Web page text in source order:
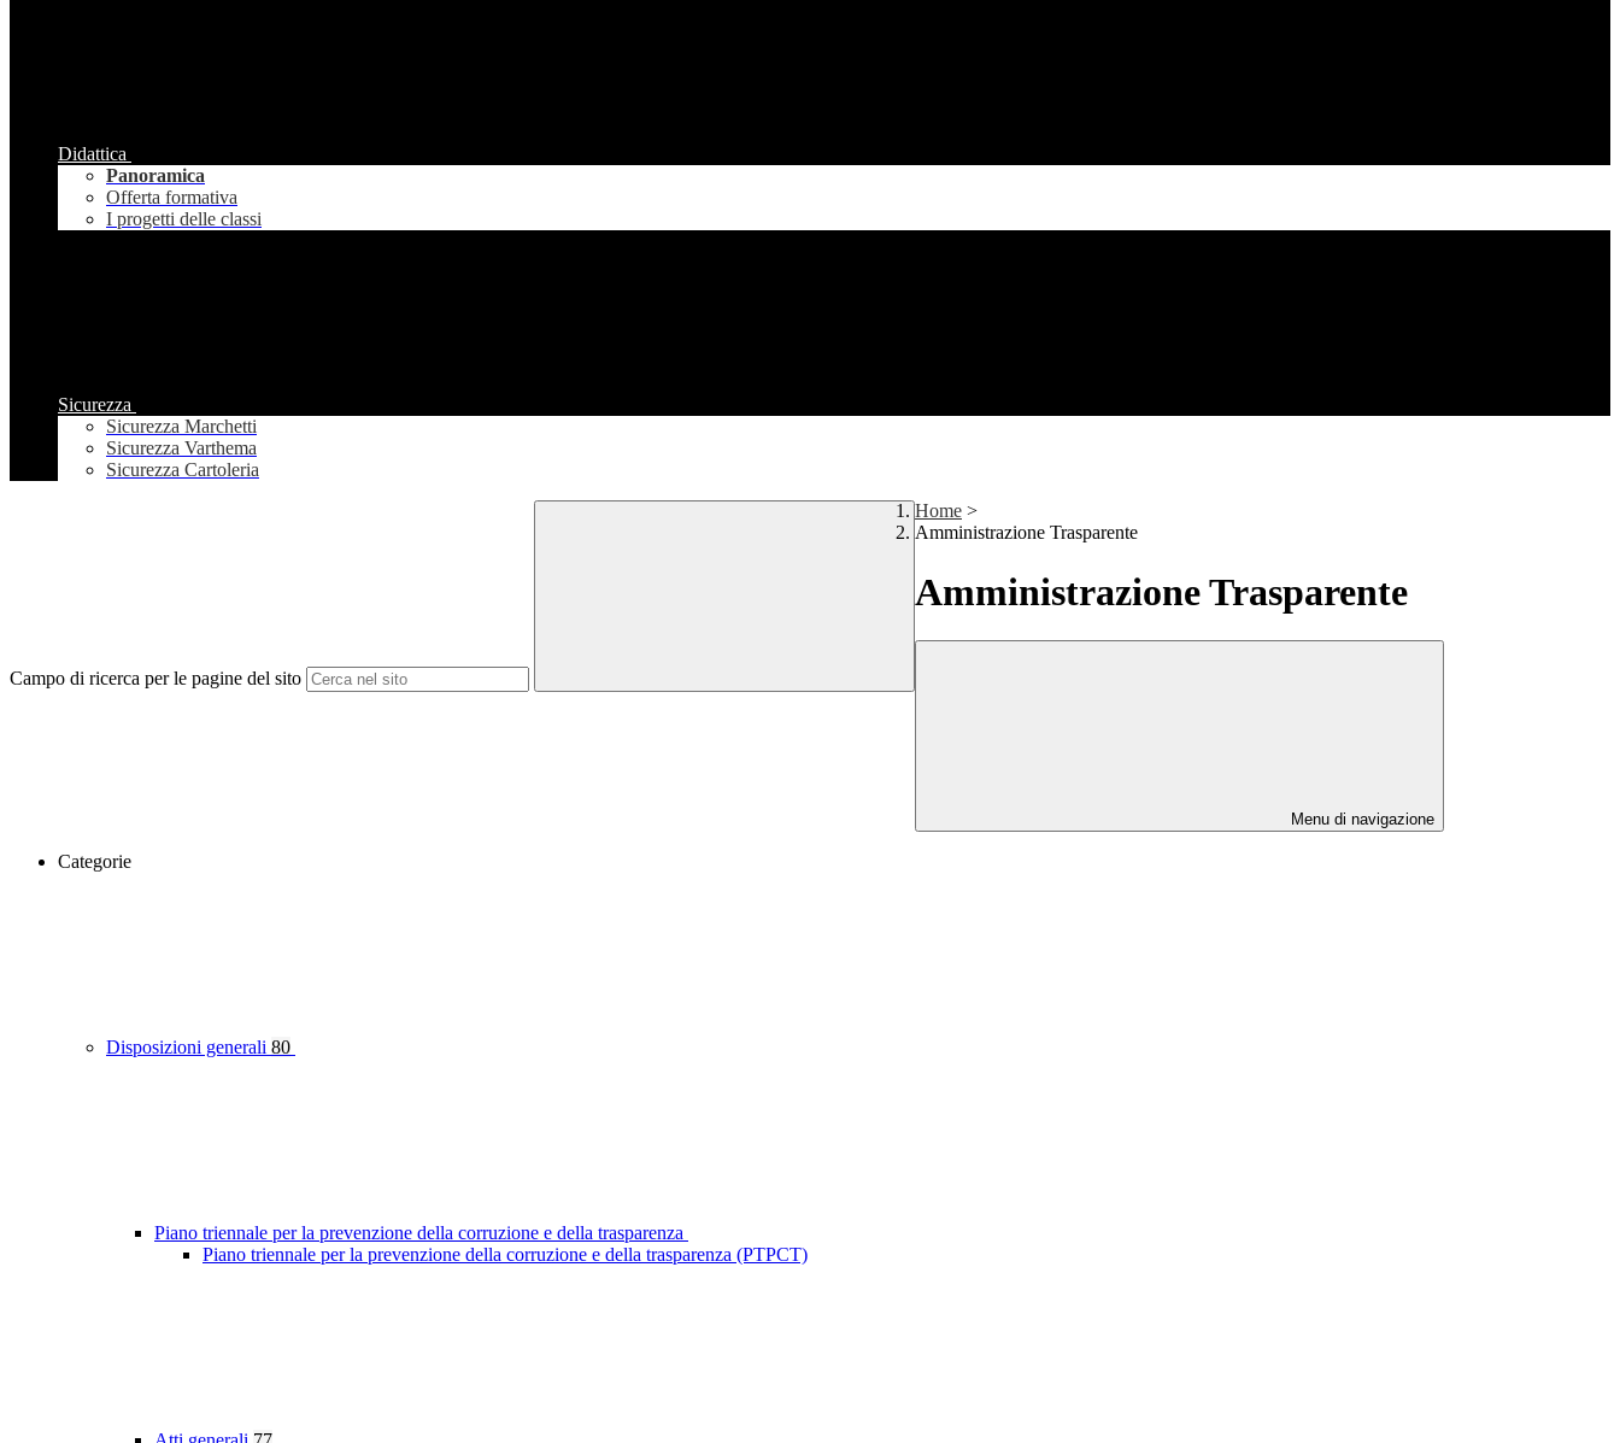
Didattica
Panoramica
Offerta formativa
I progetti delle classi
Sicurezza
Sicurezza Marchetti
Sicurezza Varthema
Sicurezza Cartoleria
Campo di ricerca per le pagine del sito
Home >
Amministrazione Trasparente
Amministrazione Trasparente
Menu di navigazione
Categorie
Disposizioni generali 80
Piano triennale per la prevenzione della corruzione e della trasparenza
Piano triennale per la prevenzione della corruzione e della trasparenza (PTPCT)